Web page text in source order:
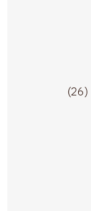
(26)